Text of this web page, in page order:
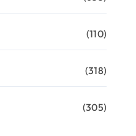
(110)
(318)
(305)